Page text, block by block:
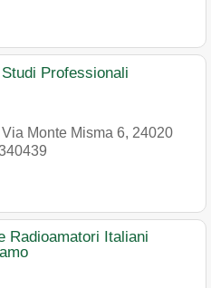
Professionali
Via Monte Misma 6, 24020
Radioamatori Italiani